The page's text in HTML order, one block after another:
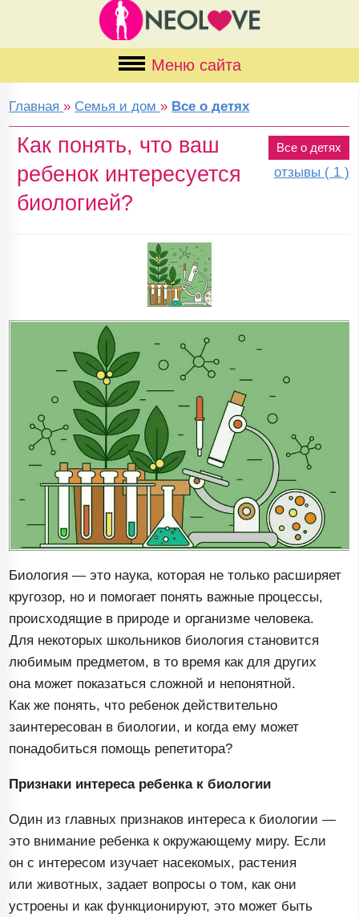
Меню сайта
Главная » Семья и дом » Все о детях
Все о детях
отзывы ( 1 )
Как понять, что ваш
ребенок интересуется
биологией?
Биология — это наука, которая не только расширяет
кругозор, но и помогает понять важные процессы,
происходящие в природе и организме человека.
Для некоторых школьников биология становится
любимым предметом, в то время как для других
она может показаться сложной и непонятной.
Как же понять, что ребенок действительно
заинтересован в биологии, и когда ему может
понадобиться помощь репетитора?
Признаки интереса ребенка к биологии
Один из главных признаков интереса к биологии —
это внимание ребенка к окружающему миру. Если
он с интересом изучает насекомых, растения
или животных, задает вопросы о том, как они
устроены и как функционируют, это может быть